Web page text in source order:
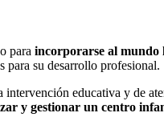
para incorporarse al mundo
para su desarrollo profesional.
educativa y de
y gestionar un centro